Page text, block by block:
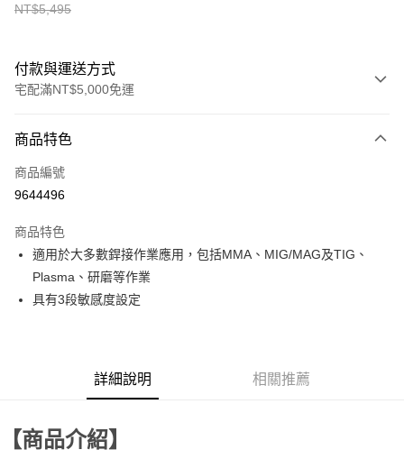
NT$5,495
付款與運送方式
宅配滿NT$5,000免運
信用卡一次付款
超商取貨付款
Apple Pay
街口支付
每筆NT$60
商品特色
商品編號
9644496
商品特色
適用於大多數銲接作業應用，包括MMA、MIG/MAG及TIG、
Plasma、研磨等作業
具有3段敏感度設定
詳細說明 相關推薦
【商品介紹】